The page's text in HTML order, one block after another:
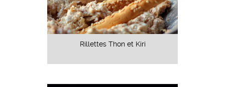
Rillettes Thon et Kiri